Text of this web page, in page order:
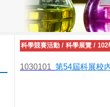
科學競賽活動 / 科學展覽 / 102
1030101 第54屆科展校